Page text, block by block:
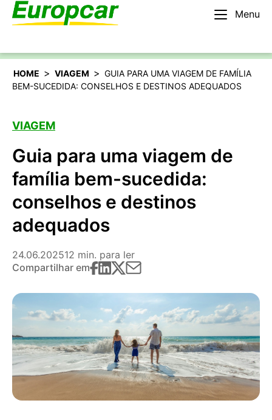
Menu
Português
HOME > VIAGEM > GUIA PARA UMA VIAGEM DE FAMÍLIA
BEM-SUCEDIDA: CONSELHOS E DESTINOS ADEQUADOS
VIAGEM
Guia para uma viagem de
família bem-sucedida:
conselhos e destinos
adequados
24.06.202512 min. para ler
Compartilhar em